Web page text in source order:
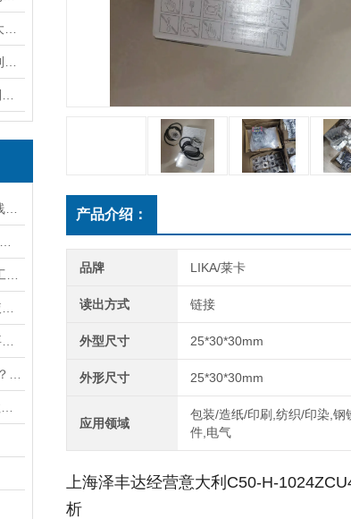
产品介绍：
品牌 LIKA/莱卡
读出方式 链接
外型尺寸 25*30*30mm
外形尺寸 25*30*30mm
应用领域
包装/造纸/印刷,纺织/印染,钢
件,电气
上海泽丰达经营意大利C50-H-
析‌